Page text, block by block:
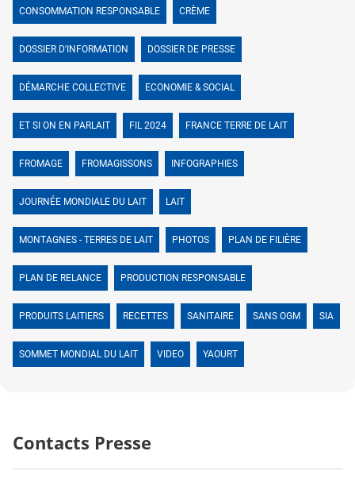
CONSOMMATION RESPONSABLE CRÈME
DOSSIER D'INFORMATION DOSSIER DE PRESSE
DÉMARCHE COLLECTIVE ECONOMIE & SOCIAL
ET SI ON EN PARLAIT FIL 2024 FRANCE TERRE DE LAIT
FROMAGE FROMAGISSONS INFOGRAPHIES
JOURNÉE MONDIALE DU LAIT LAIT
MONTAGNES - TERRES DE LAIT PHOTOS PLAN DE FILIÈRE
PLAN DE RELANCE PRODUCTION RESPONSABLE
PRODUITS LAITIERS RECETTES SANITAIRE SANS OGM SIA
SOMMET MONDIAL DU LAIT VIDEO YAOURT
Contacts Presse